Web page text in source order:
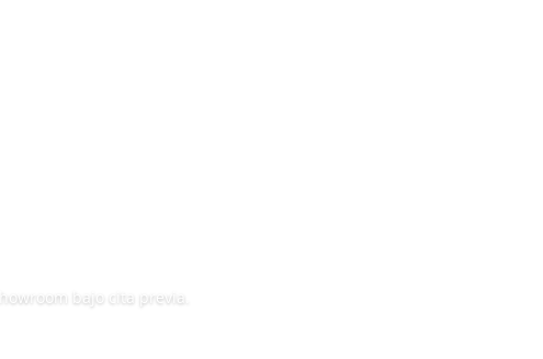
bajo cita previa.